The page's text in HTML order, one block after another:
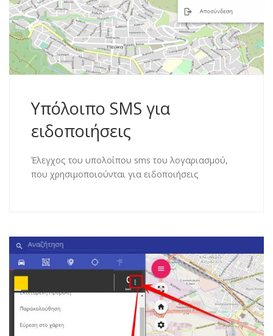
Υπόλοιπο SMS για
ειδοποιήσεις
Έλεγχος του υπολοίπου sms του λογαριασμού,
που χρησιμοποιούνται για ειδοποιήσεις